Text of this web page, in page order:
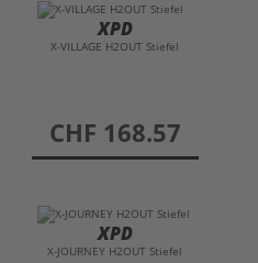
XPD
X-VILLAGE H2OUT Stiefel
preis
CHF 168.57
XPD
X-JOURNEY H2OUT Stiefel